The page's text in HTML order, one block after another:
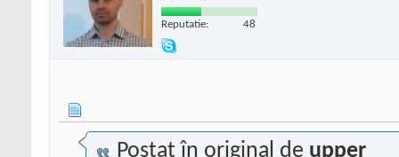
Reputatie: 48
Postat în original de upper